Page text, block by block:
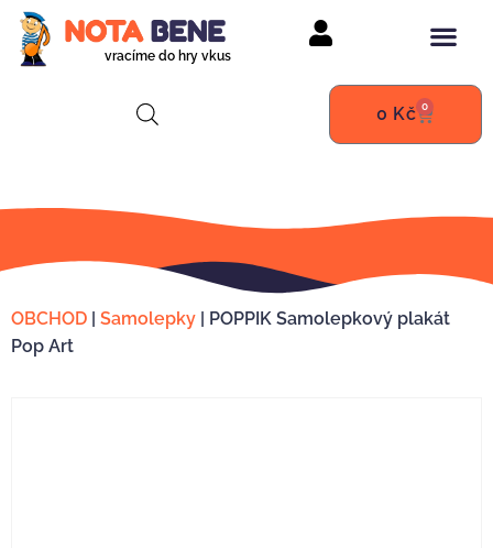
vracíme do hry vkus
0 Kč 0
OBCHOD | Samolepky | POPPIK Samolepkový plakát
Pop Art